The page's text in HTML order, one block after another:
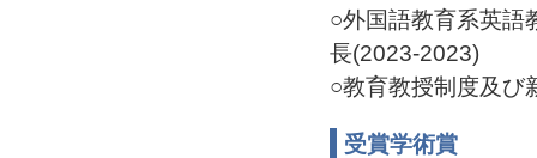
○外国語教育系英
長(2023-2023)
○教育教授制度及
受賞学術賞